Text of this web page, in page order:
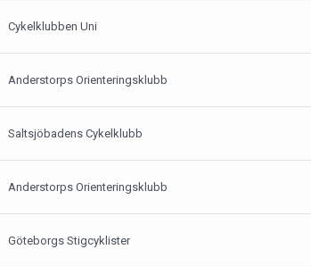
Cykelklubben Uni
Anderstorps Orienteringsklubb
Saltsjöbadens Cykelklubb
Anderstorps Orienteringsklubb
Göteborgs Stigcyklister